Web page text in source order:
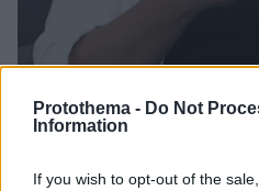
Protothema - Do Not
Information
If you wish to opt-out of the
Βασιλική Ανδρίτσου:
Η εγκυμοσύνη, τα
18.10.2022, 08:28 3